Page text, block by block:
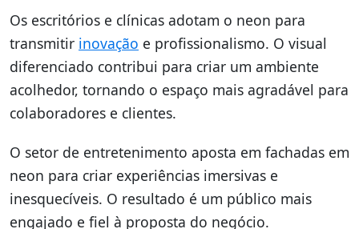
Os escritórios e clínicas adotam o neon para
transmitir inovação e profissionalismo. O visual
diferenciado contribui para criar um ambiente
acolhedor, tornando o espaço mais agradável para
colaboradores e clientes.
O setor de entretenimento aposta em fachadas em
neon para criar experiências imersivas e
inesquecíveis. O resultado é um público mais
engajado e fiel à proposta do negócio.